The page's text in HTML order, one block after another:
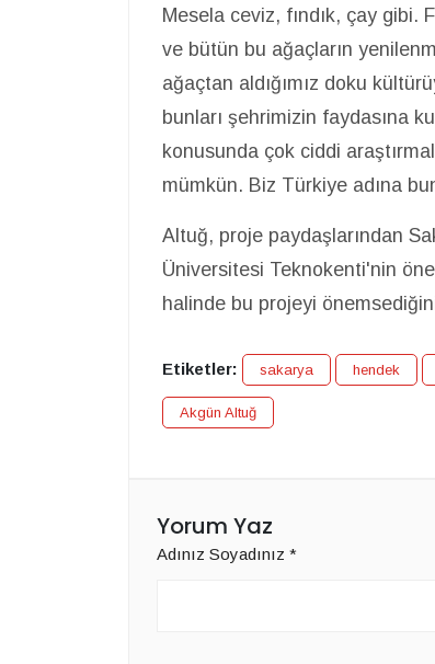
Mesela ceviz, fındık, çay gibi.
ve bütün bu ağaçların
ağaçtan aldığımız doku
bunları şehrimizin faydasına
konusunda çok ciddi
mümkün. Biz Türkiye adına
Altuğ, proje paydaşlarından
Üniversitesi Teknokenti'nin
halinde bu projeyi
Etiketler: sakarya hendek
Akgün Altuğ
Yorum Yaz
Adınız Soyadınız *